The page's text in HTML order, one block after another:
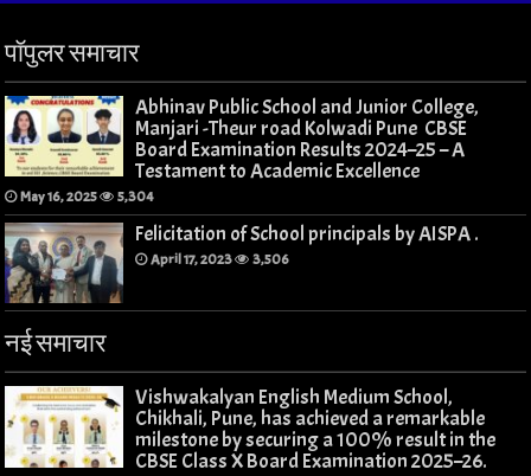
पॉपुलर समाचार
Abhinav Public School and Junior College,
Manjari -Theur road Kolwadi Pune CBSE
Board Examination Results 2024–25 – A
Testament to Academic Excellence
May 16, 2025 5,304
Felicitation of School principals by AISPA .
April 17, 2023 3,506
नई समाचार
Vishwakalyan English Medium School,
Chikhali, Pune, has achieved a remarkable
milestone by securing a 100% result in the
CBSE Class X Board Examination 2025–26.